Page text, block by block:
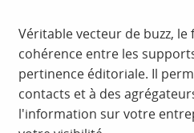
Véritable vecteur de buzz, le
cohérence entre les
pertinence éditoriale. Il
contacts et à des
l'information sur votre